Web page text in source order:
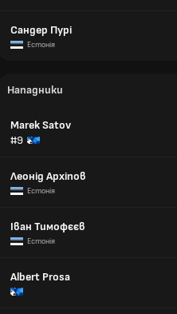
Сандер Пурі
Естонія
Нападники
Marek Satov
#9
Леонід Архіпов
Естонія
Іван Тимофєєв
Естонія
Albert Prosa